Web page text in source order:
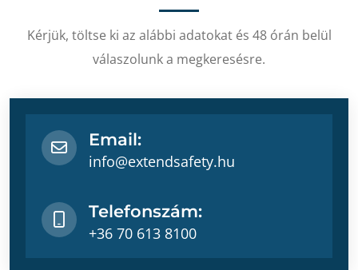
Kérjük, töltse ki az alábbi adatokat és 48 órán belül
válaszolunk a megkeresésre.
Email:
info@extendsafety.hu
Telefonszám:
+36 70 613 8100